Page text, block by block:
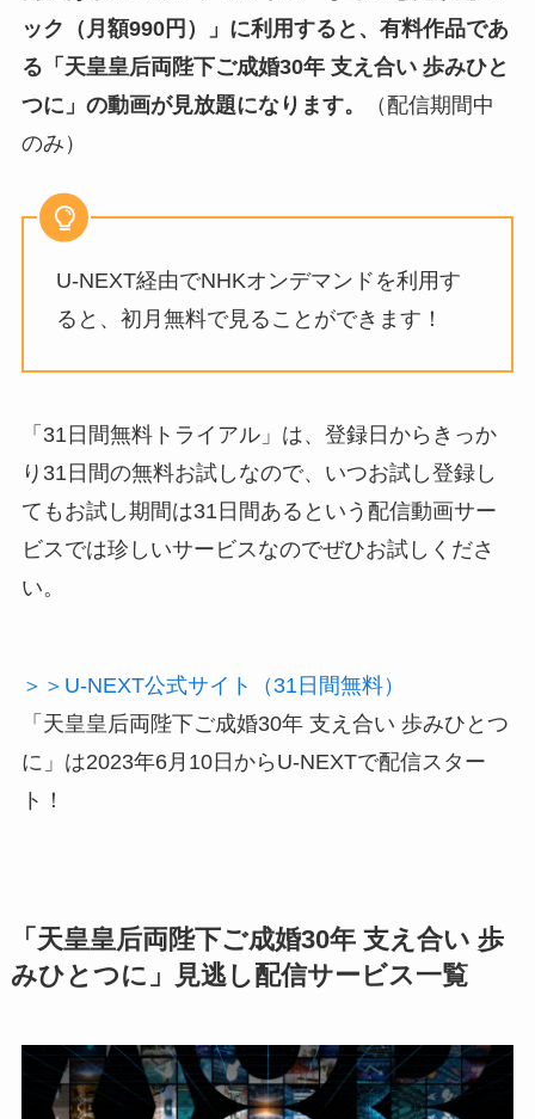
ック（月額990円）」に利用すると、有料作品であ
る「天皇皇后両陛下ご成婚30年 支え合い 歩みひと
つに」の動画が見放題になります。
（配信期間中
のみ）
U-NEXT経由でNHKオンデマンドを利用す
ると、初月無料で見ることができます！
「31日間無料トライアル」は、登録日からきっか
り31日間の無料お試しなので、いつお試し登録し
てもお試し期間は31日間あるという配信動画サー
ビスでは珍しいサービスなのでぜひお試しくださ
い。
＞＞U-NEXT公式サイト（31日間無料）
「天皇皇后両陛下ご成婚30年 支え合い 歩みひとつ
に」は2023年6月10日からU-NEXTで配信スター
ト！
「天皇皇后両陛下ご成婚30年 支え合い 歩
みひとつに」見逃し配信サービス一覧